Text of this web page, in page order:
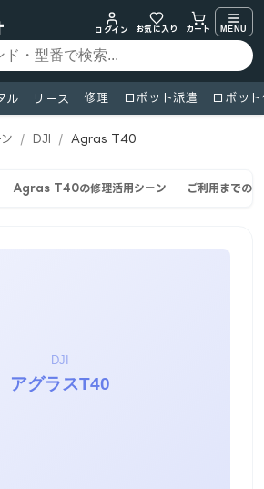
ログイン
お気に入り カート MENU
ル リース 修理 ロボット派遣 ロボッ
/ DJI / Agras T40
Agras T40の修理活用シーン ご利用までの